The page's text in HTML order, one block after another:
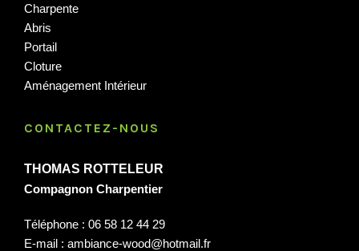
Charpente
Abris
Portail
Cloture
Aménagement Intérieur
CONTACTEZ-NOUS
THOMAS ROTTELEUR
Compagnon Charpentier
Téléphone : 06 58 12 44 29
E-mail : ambiance-wood@hotmail.fr